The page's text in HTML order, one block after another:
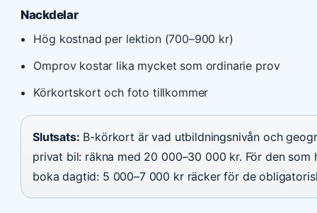
Nackdelar
Hög kostnad per lektion (700–900 kr)
Omprov kostar lika mycket som ordinarie prov
Körkortskort och foto tillkommer
Slutsats: B-körkort är vad utbildningsnivån och
privat bil: räkna med 20 000–30 000 kr. För den
boka dagtid: 5 000–7 000 kr räcker för de